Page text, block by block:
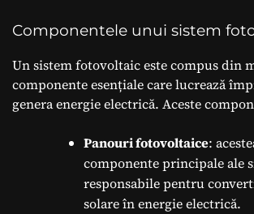
Componentele unui sistem
Un sistem fotovoltaic este compus din
componente esențiale care lucrează
genera energie electrică. Aceste
Panouri fotovoltaice:
componente principale ale
responsabile pentru
solare în energie electrică.